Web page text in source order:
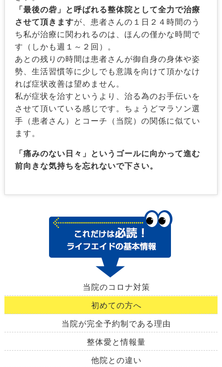
「最後の砦」と呼ばれる整体院として全力で治療
させて頂きますが、患者さんの１日２４時間のう
ち私が治療に関われるのは、ほんの僅かな時間で
す（しかも週１～２回）。
あとの残りの時間は患者さんが御自身の身体や姿
勢、生活習慣等に少しでも意識を向けて頂かなけ
れば症状改善は望めません。
私が症状を治すというより、治る為のお手伝いを
させて頂いている感じです。ちょうどマラソン選
手（患者さん）とコーチ（当院）の関係に似てい
ます。
「痛みのない日々」というゴールに向かって進む
前向きな気持ちを忘れないで下さい。
当院のコロナ対策
初めての方へ
当院が完全予約制である理由
整体愛と情報量
他院との違い